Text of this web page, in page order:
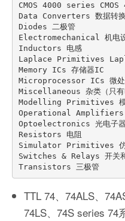
CMOS 4000 series CMOS
Data Converters 数据转
Diodes 二极管
Electromechanical 机电设
Inductors 电感
Laplace Primitives
Memory ICs 存储器IC
Microprocessor ICs 微处
Miscellaneous 杂类（只有
Modelling Primitives 模
Operational Amplifiers
Optoelectronics 光电子
Resistors 电阻
Simulator Primitives 仿
Switches & Relays 开关
TTL 74、74ALS、
74LS、74S series 74